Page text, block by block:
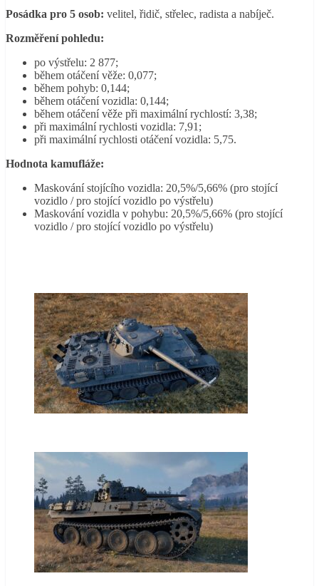
Posádka pro 5 osob: velitel, řidič, střelec, radista a nabíječ.
Rozměření pohledu:
po výstřelu: 2 877;
během otáčení věže: 0,077;
během pohyb: 0,144;
během otáčení vozidla: 0,144;
během otáčení věže při maximální rychlostí: 3,38;
při maximální rychlosti vozidla: 7,91;
při maximální rychlosti otáčení vozidla: 5,75.
Hodnota kamufláže:
Maskování stojícího vozidla: 20,5%/5,66% (pro stojící
vozidlo / pro stojící vozidlo po výstřelu)
Maskování vozidla v pohybu: 20,5%/5,66% (pro stojící
vozidlo / pro stojící vozidlo po výstřelu)